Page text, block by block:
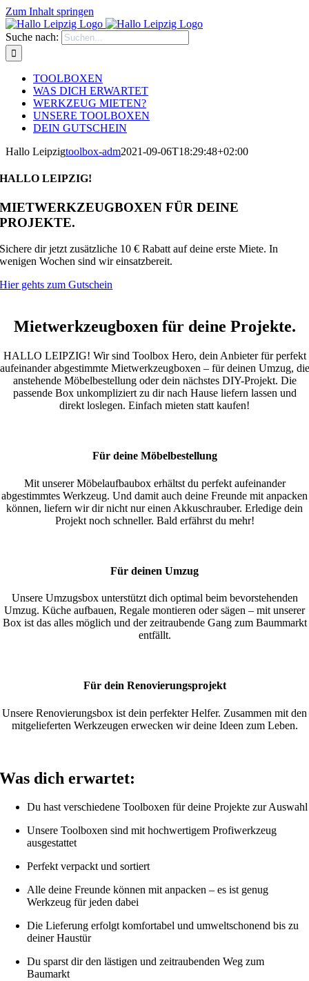
Zum Inhalt springen
Suche nach:
TOOLBOXEN
WAS DICH ERWARTET
WERKZEUG MIETEN?
UNSERE TOOLBOXEN
DEIN GUTSCHEIN
Hallo Leipzigtoolbox-adm2021-09-06T18:29:48+02:00
HALLO LEIPZIG!
MIETWERKZEUGBOXEN FÜR DEINE
PROJEKTE.
Sichere dir jetzt zusätzliche 10 € Rabatt auf deine erste Miete. In
wenigen Wochen sind wir einsatzbereit.
Hier gehts zum Gutschein
Mietwerkzeugboxen für deine Projekte.
HALLO LEIPZIG! Wir sind Toolbox Hero, dein Anbieter für perfekt
aufeinander abgestimmte Mietwerkzeugboxen – für deinen Umzug, die
anstehende Möbelbestellung oder dein nächstes DIY-Projekt. Die
passende Box unkompliziert zu dir nach Hause liefern lassen und
direkt loslegen. Einfach mieten statt kaufen!
Für deine Möbelbestellung
Mit unserer Möbelaufbaubox erhältst du perfekt aufeinander
abgestimmtes Werkzeug. Und damit auch deine Freunde mit anpacken
können, liefern wir dir nicht nur einen Akkuschrauber. Erledige dein
Projekt noch schneller. Bald erfährst du mehr!
Für deinen Umzug
Unsere Umzugsbox unterstützt dich optimal beim bevorstehenden
Umzug. Küche aufbauen, Regale montieren oder sägen – mit unserer
Box ist das alles möglich und der zeitraubende Gang zum Baummarkt
entfällt.
Für dein Renovierungsprojekt
Unsere Renovierungsbox ist dein perfekter Helfer. Zusammen mit den
mitgelieferten Werkzeugen erwecken wir deine Ideen zum Leben.
Was dich erwartet:
Du hast verschiedene Toolboxen für deine Projekte zur Auswahl
Unsere Toolboxen sind mit hochwertigem Profiwerkzeug
ausgestattet
Perfekt verpackt und sortiert
Alle deine Freunde können mit anpacken – es ist genug
Werkzeug für jeden dabei
Die Lieferung erfolgt komfortabel und umweltschonend bis zu
deiner Haustür
Du sparst dir den lästigen und zeitraubenden Weg zum
Baumarkt